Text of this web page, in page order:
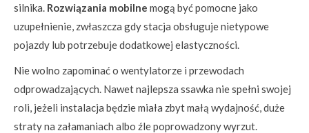
silnika. Rozwiązania mobilne mogą być pomocne jako
uzupełnienie, zwłaszcza gdy stacja obsługuje nietypowe
pojazdy lub potrzebuje dodatkowej elastyczności.
Nie wolno zapominać o wentylatorze i przewodach
odprowadzających. Nawet najlepsza ssawka nie spełni swojej
roli, jeżeli instalacja będzie miała zbyt małą wydajność, duże
straty na załamaniach albo źle poprowadzony wyrzut.